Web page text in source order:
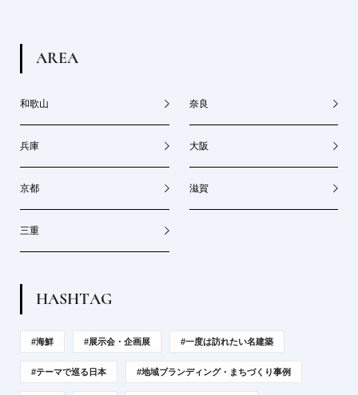
AREA
和歌山 奈良
兵庫 大阪
京都 滋賀
三重
HASHTAG
#海鮮 #展示会・企画展 #一度は訪れたい名建築
#テーマで巡る日本 #地域ブランディング・まちづくり事例